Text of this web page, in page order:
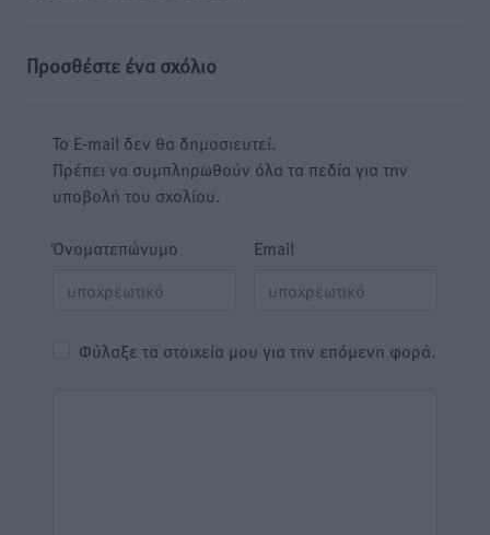
Προσθέστε ένα σχόλιο
Το E-mail δεν θα δημοσιευτεί.
Πρέπει να συμπληρωθούν όλα τα πεδία για την
υποβολή του σχολίου.
Όνοματεπώνυμο Email
Φύλαξε τα στοιχεία μου για την επόμενη φορά.